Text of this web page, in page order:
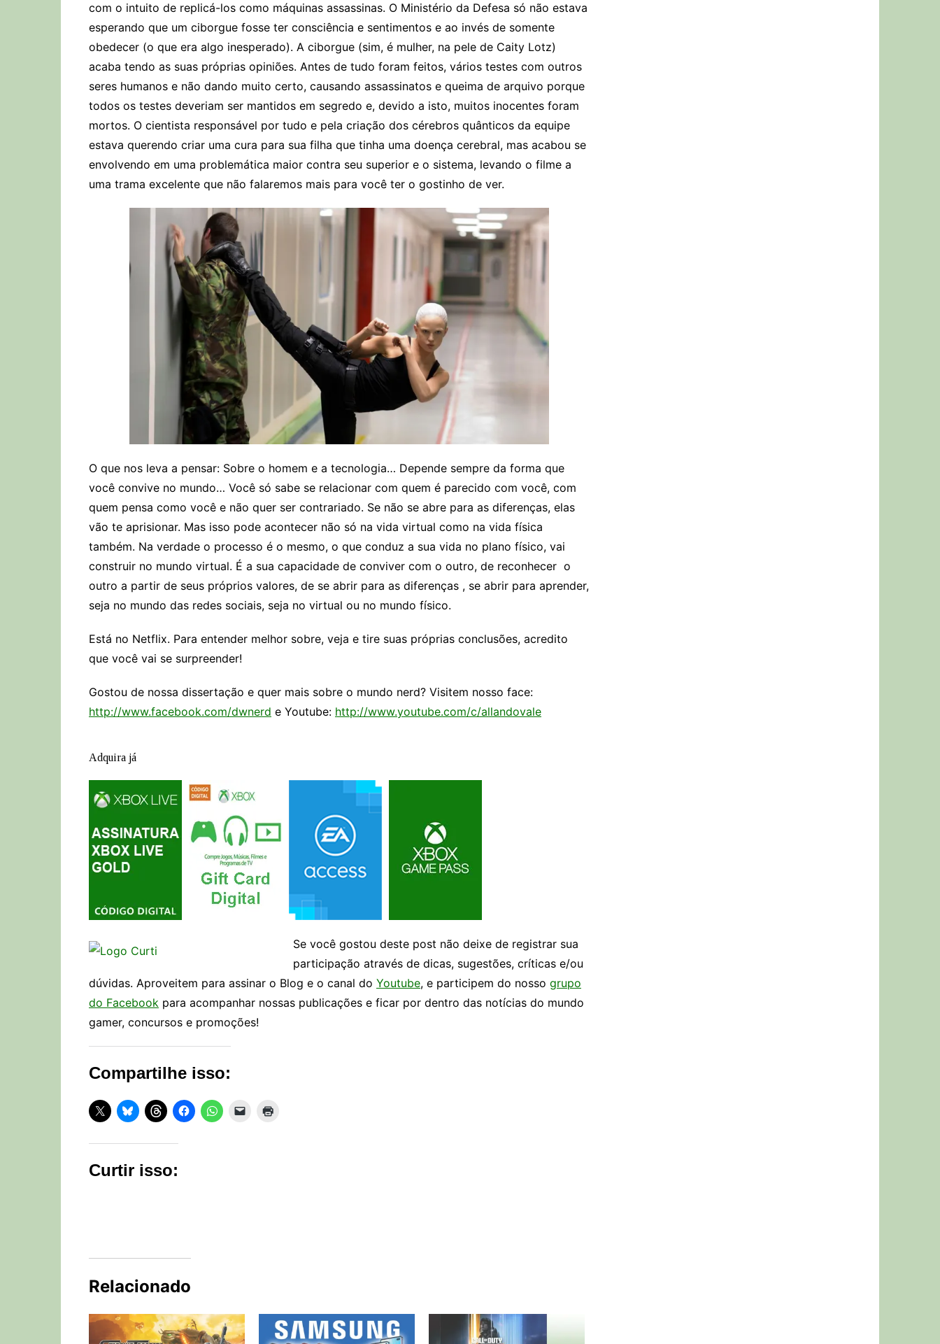
com o intuito de replicá-los como máquinas assassinas. O Ministério da Defesa só não estava
esperando que um ciborgue fosse ter consciência e sentimentos e ao invés de somente
obedecer (o que era algo inesperado). A ciborgue (sim, é mulher, na pele de Caity Lotz)
acaba tendo as suas próprias opiniões. Antes de tudo foram feitos, vários testes com outros
seres humanos e não dando muito certo, causando assassinatos e queima de arquivo porque
todos os testes deveriam ser mantidos em segredo e, devido a isto, muitos inocentes foram
mortos. O cientista responsável por tudo e pela criação dos cérebros quânticos da equipe
estava querendo criar uma cura para sua filha que tinha uma doença cerebral, mas acabou se
envolvendo em uma problemática maior contra seu superior e o sistema, levando o filme a
uma trama excelente que não falaremos mais para você ter o gostinho de ver.
O que nos leva a pensar: Sobre o homem e a tecnologia… Depende sempre da forma que
você convive no mundo… Você só sabe se relacionar com quem é parecido com você, com
quem pensa como você e não quer ser contrariado. Se não se abre para as diferenças, elas
vão te aprisionar. Mas isso pode acontecer não só na vida virtual como na vida física
também. Na verdade o processo é o mesmo, o que conduz a sua vida no plano físico, vai
construir no mundo virtual. É a sua capacidade de conviver com o outro, de reconhecer o
outro a partir de seus próprios valores, de se abrir para as diferenças , se abrir para aprender,
seja no mundo das redes sociais, seja no virtual ou no mundo físico.
Está no Netflix. Para entender melhor sobre, veja e tire suas próprias conclusões, acredito
que você vai se surpreender!
Gostou de nossa dissertação e quer mais sobre o mundo nerd? Visitem nosso face:
http://www.facebook.com/dwnerd e Youtube: http://www.youtube.com/c/allandovale
Adquira já
Se você gostou deste post não deixe de registrar sua
participação através de dicas, sugestões, críticas e/ou
dúvidas. Aproveitem para assinar o Blog e o canal do Youtube, e participem do nosso grupo
do Facebook para acompanhar nossas publicações e ficar por dentro das notícias do mundo
gamer, concursos e promoções!
Compartilhe isso:
Curtir isso:
Relacionado